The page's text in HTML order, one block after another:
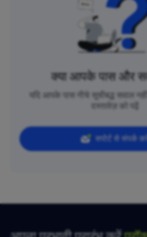
क्या आपके पास और
यदि आपके पास नीचे सूचीबद्ध सवाल नहीं
दस्तावेज़ को पढ़ें
सपोर्ट से संपर्क करें